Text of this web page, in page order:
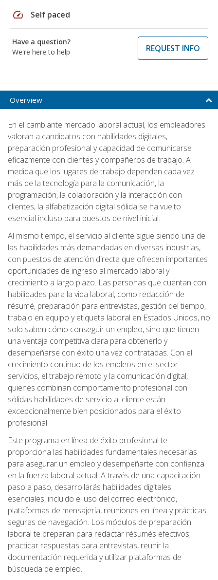
speed Self paced
Have a question?
We're here to help
REQUEST INFO
Overview
En el cambiante mercado laboral actual, los empleadores
valoran a candidatos con habilidades digitales,
preparación profesional y capacidad de comunicarse
eficazmente con clientes y compañeros de trabajo. A
medida que los lugares de trabajo dependen cada vez
más de la tecnología para la comunicación, la
programación, la colaboración y la interacción con
clientes, la alfabetización digital sólida se ha vuelto
esencial incluso para puestos de nivel inicial.
Al mismo tiempo, el servicio al cliente sigue siendo una de
las habilidades más demandadas en diversas industrias,
con puestos de atención directa que ofrecen importantes
oportunidades de ingreso al mercado laboral y
crecimiento a largo plazo. Las personas que cuentan con
habilidades para la vida laboral, como redacción de
résumé, preparación para entrevistas, gestión del tiempo,
trabajo en equipo y etiqueta laboral en Estados Unidos, no
solo saben cómo conseguir un empleo, sino que tienen
una ventaja competitiva clara para obtenerlo y
desempeñarse con éxito una vez contratadas. Con el
crecimiento continuo de los empleos en el sector
servicios, el trabajo remoto y la comunicación digital,
quienes combinan comportamiento profesional con
sólidas habilidades de servicio al cliente están
excepcionalmente bien posicionados para el éxito
profesional.
Este programa en línea de éxito profesional te
proporciona las habilidades fundamentales necesarias
para asegurar un empleo y desempeñarte con confianza
en la fuerza laboral actual. A través de una capacitación
paso a paso, desarrollarás habilidades digitales
esenciales, incluido el uso del correo electrónico,
plataformas de mensajería, reuniones en línea y prácticas
seguras de navegación. Los módulos de preparación
laboral te preparan para redactar résumés efectivos,
practicar respuestas para entrevistas, reunir la
documentación requerida y utilizar plataformas de
búsqueda de empleo.